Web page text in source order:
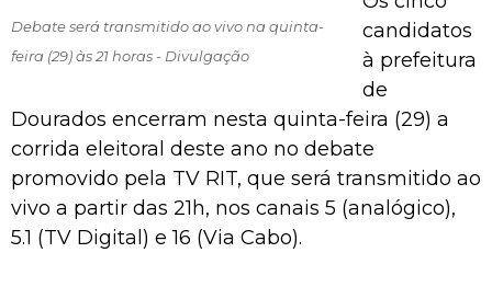
Debate será transmitido ao vivo na quinta-
feira (29) às 21 horas - Divulgação
candidatos
à prefeitura
de
Dourados encerram nesta quinta-feira (29) a
corrida eleitoral deste ano no debate
promovido pela TV RIT, que será transmitido ao
vivo a partir das 21h, nos canais 5 (analógico),
5.1 (TV Digital) e 16 (Via Cabo).